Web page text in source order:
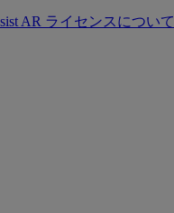
AR ライセンスについて